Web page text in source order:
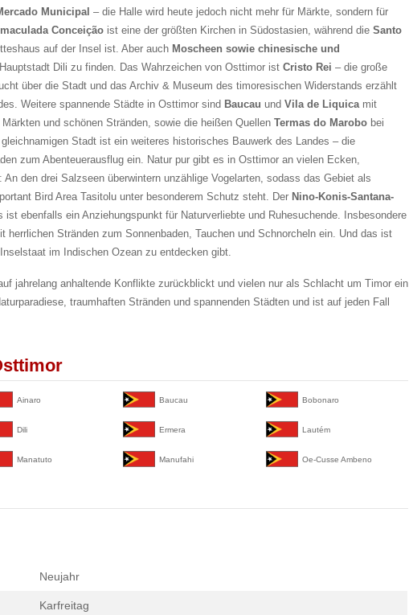
Municipal – die Halle wird heute jedoch nicht mehr für Märkte, sondern für
Conceição ist eine der größten Kirchen in Südostasien, während die Santo
auf der Insel ist. Aber auch Moscheen sowie chinesische und
Dili zu finden. Das Wahrzeichen von Osttimor ist Cristo Rei – die große
über die Stadt und das Archiv & Museum des timoresischen Widerstands erzählt
Weitere spannende Städte in Osttimor sind Baucau und Vila de Liquicamit
und schönen Stränden, sowie die heißen Quellen Termas do Marobo bei
Stadt ist ein weiteres historisches Bauwerk des Landes – die
zum Abenteuerausflug ein. Natur pur gibt es in Osttimor an vielen Ecken,
: An den drei Salzseen überwintern unzählige Vogelarten, sodass das Gebiet als
Bird Area Tasitolu unter besonderem Schutz steht. Der Nino-Konis-Santana-
ist ebenfalls ein Anziehungspunkt für Naturverliebte und Ruhesuchende. Insbesondere
herrlichen Stränden zum Sonnenbaden, Tauchen und Schnorcheln ein. Und das ist
im Indischen Ozean zu entdecken gibt.
jahrelang anhaltende Konflikte zurückblickt und vielen nur als Schlacht um Timor ein
traumhaften Stränden und spannenden Städten und ist auf jeden Fall
Ainaro Baucau Bobonaro
Dili Ermera Lautém
Manatuto Manufahi Oe-Cusse Ambeno
Neujahr
Karfreitag